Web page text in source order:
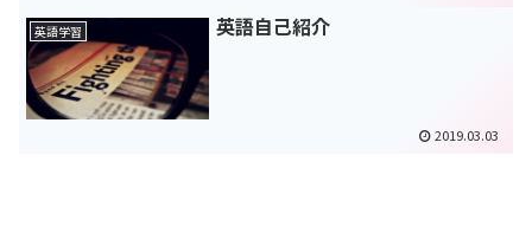
英語学習 英語自己紹介
2019.03.03